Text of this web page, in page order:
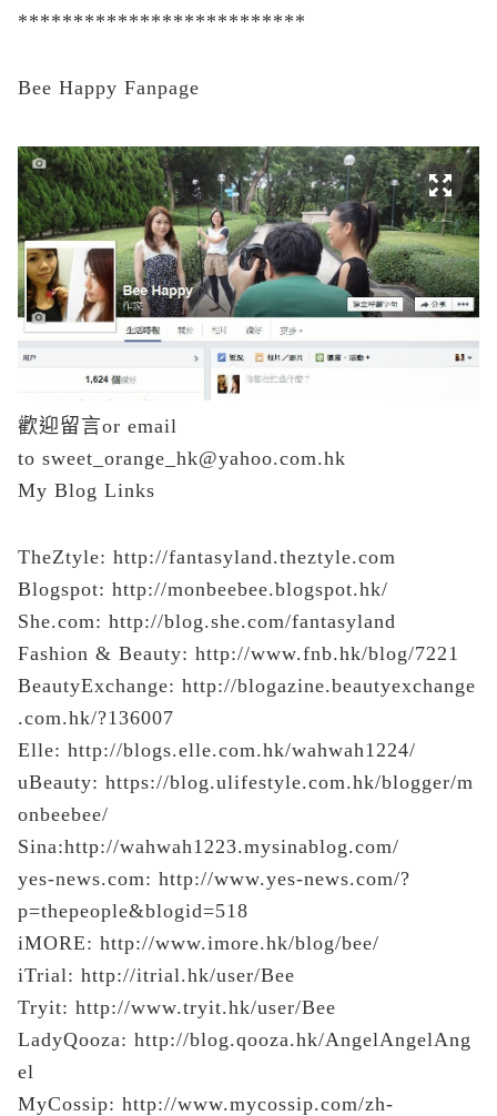
**************************
Bee Happy Fanpage
歡迎留言or email
to sweet_orange_hk@yahoo.com.hk
My Blog Links
TheZtyle: http://fantasyland.theztyle.com
Blogspot: http://monbeebee.blogspot.hk/
She.com: http://blog.she.com/fantasyland
Fashion & Beauty: http://www.fnb.hk/blog/7221
BeautyExchange: http://blogazine.beautyexchange
.com.hk/?136007
Elle: http://blogs.elle.com.hk/wahwah1224/
uBeauty: https://blog.ulifestyle.com.hk/blogger/m
onbeebee/
Sina:http://wahwah1223.mysinablog.com/
yes-news.com: http://www.yes-news.com/?
p=thepeople&blogid=518
iMORE: http://www.imore.hk/blog/bee/
iTrial: http://itrial.hk/user/Bee
Tryit: http://www.tryit.hk/user/Bee
LadyQooza: http://blog.qooza.hk/AngelAngelAng
el
MyCossip: http://www.mycossip.com/zh-